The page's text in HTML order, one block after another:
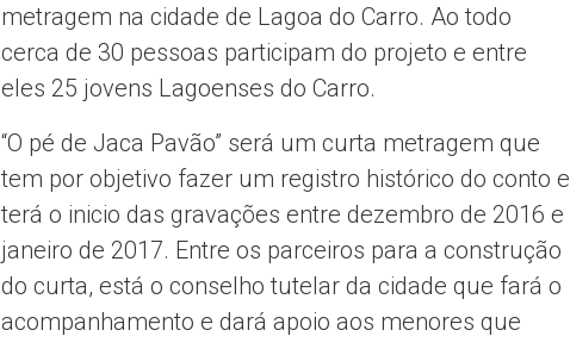
metragem na cidade de Lagoa do Carro. Ao todo
cerca de 30 pessoas participam do projeto e entre
eles 25 jovens Lagoenses do Carro.
“O pé de Jaca Pavão” será um curta metragem que
tem por objetivo fazer um registro histórico do conto e
terá o inicio das gravações entre dezembro de 2016 e
janeiro de 2017. Entre os parceiros para a construção
do curta, está o conselho tutelar da cidade que fará o
acompanhamento e dará apoio aos menores que